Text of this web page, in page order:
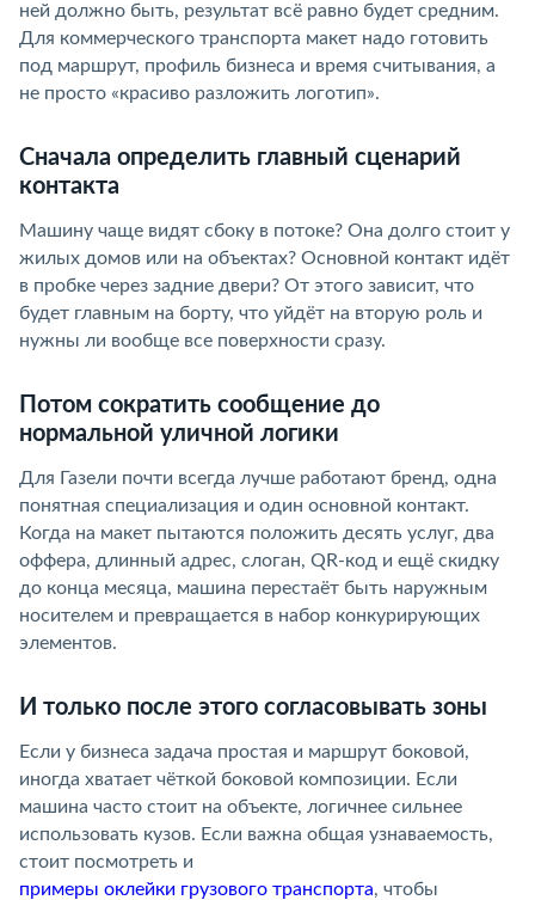
ней должно быть, результат всё равно будет средним.
Для коммерческого транспорта макет надо готовить
под маршрут, профиль бизнеса и время считывания, а
не просто «красиво разложить логотип».
Сначала определить главный сценарий
контакта
Машину чаще видят сбоку в потоке? Она долго стоит у
жилых домов или на объектах? Основной контакт идёт
в пробке через задние двери? От этого зависит, что
будет главным на борту, что уйдёт на вторую роль и
нужны ли вообще все поверхности сразу.
Потом сократить сообщение до
нормальной уличной логики
Для Газели почти всегда лучше работают бренд, одна
понятная специализация и один основной контакт.
Когда на макет пытаются положить десять услуг, два
оффера, длинный адрес, слоган, QR-код и ещё скидку
до конца месяца, машина перестаёт быть наружным
носителем и превращается в набор конкурирующих
элементов.
И только после этого согласовывать зоны
Если у бизнеса задача простая и маршрут боковой,
иногда хватает чёткой боковой композиции. Если
машина часто стоит на объекте, логичнее сильнее
использовать кузов. Если важна общая узнаваемость,
стоит посмотреть и
примеры оклейки грузового транспорта, чтобы